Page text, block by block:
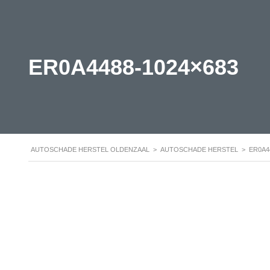
ER0A4488-1024×683
AUTOSCHADE HERSTEL OLDENZAAL > AUTOSCHADE HERSTEL >